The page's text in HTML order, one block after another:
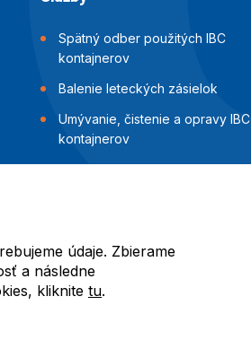
Spätný odber použitých IBC
kontajnerov
Balenie leteckých zásielok
Umývanie, čistenie a opravy IBC
kontajnerov
Inšpekcia a skúšky tesnosti IBC
údaje. Zbierame
a následne
kliknite tu.